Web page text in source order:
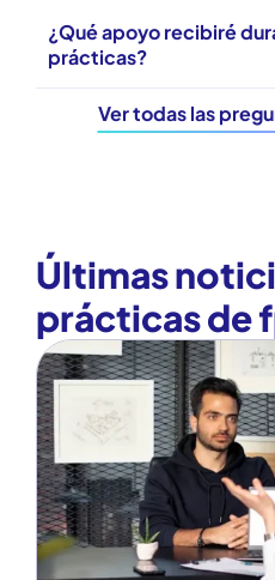
¿Qué apoyo recibiré
prácticas?
Recibirás apoyo de un tutor
caso de cualquier problema.
Ver todas las
Últimas
prácticas de